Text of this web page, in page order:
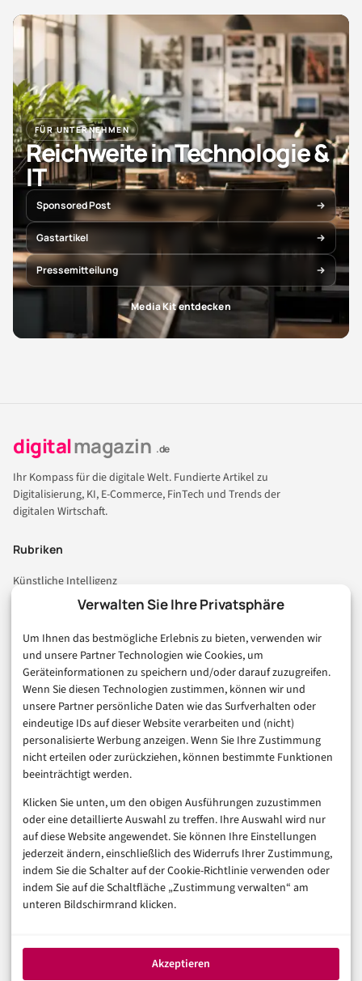
Verwalten Sie Ihre Privatsphäre
Um Ihnen das bestmögliche Erlebnis zu bieten, verwenden wir
und unsere Partner Technologien wie Cookies, um
Geräteinformationen zu speichern und/oder darauf zuzugreifen.
Wenn Sie diesen Technologien zustimmen, können wir und
unsere Partner persönliche Daten wie das Surfverhalten oder
eindeutige IDs auf dieser Website verarbeiten und (nicht)
personalisierte Werbung anzeigen. Wenn Sie Ihre Zustimmung
nicht erteilen oder zurückziehen, können bestimmte Funktionen
beeinträchtigt werden.
Klicken Sie unten, um den obigen Ausführungen zuzustimmen
oder eine detaillierte Auswahl zu treffen. Ihre Auswahl wird nur
auf diese Website angewendet. Sie können Ihre Einstellungen
jederzeit ändern, einschließlich des Widerrufs Ihrer Zustimmung,
indem Sie die Schalter auf der Cookie-Richtlinie verwenden oder
indem Sie auf die Schaltfläche „Zustimmung verwalten“ am
unteren Bildschirmrand klicken.
Akzeptieren
FÜR UNTERNEHMEN
Reichweite in Technologie &
IT
Sponsored Post
Gastartikel
Pressemitteilung
Media Kit entdecken
digitalmagazin .de
Ihr Kompass für die digitale Welt. Fundierte Artikel zu
Digitalisierung, KI, E-Commerce, FinTech und Trends der
digitalen Wirtschaft.
Rubriken
Künstliche Intelligenz
Technologie & IT
Consumer & Digital Life
Marketing
Finanzen & FinTech
Business & Karriere
Sicherheit & Recht
Digitalisierung
Marketing
Magazin
Unsere Redaktion
Werbeformate & Media Kit
Rechtliches
Datenschutzerklärung (EU)
Cookie-Richtlinie (EU)